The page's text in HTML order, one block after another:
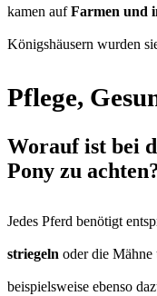
kamen aufFarmen und
Königshäusern wurden
Pflege,
Worauf ist bei
Pony zu
Jedes Pferd benötigt
striegeln oder die Mähne
beispielsweise ebenso